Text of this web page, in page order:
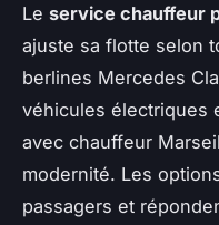
Le service chauffeur
ajuste sa flotte selon
berlines Mercedes
véhicules électriques
avec chauffeur
modernité. Les
passagers et